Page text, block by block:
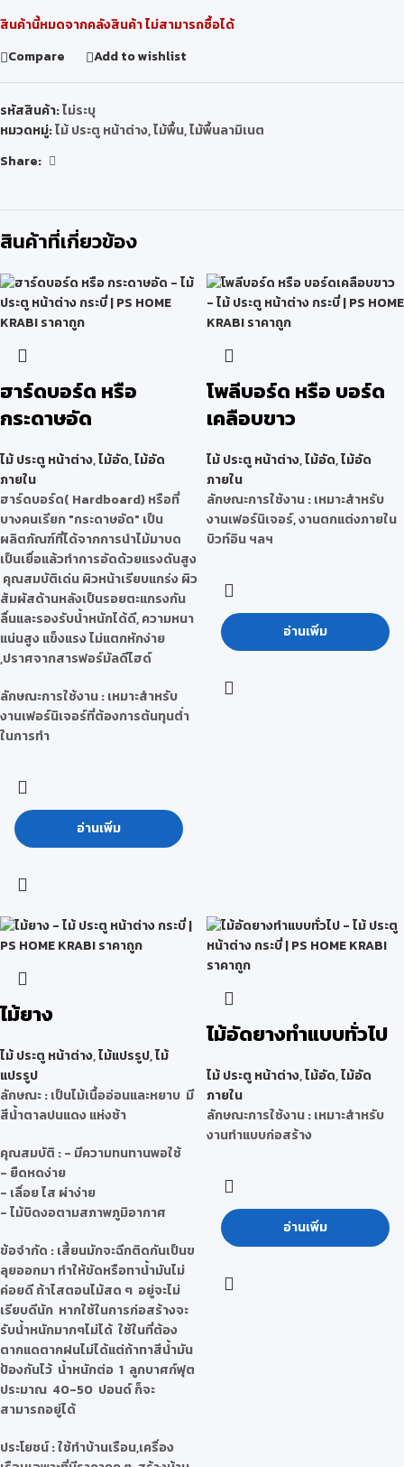
สินค้านี้หมดจากคลังสินค้า ไม่สามารถซื้อได้
Compare
Add to wishlist
รหัสสินค้า:ไม่ระบุ
หมวดหมู่:ไม้ ประตู หน้าต่าง,ไม้พื้น,ไม้พื้นลามิเนต
Share:
สินค้าที่เกี่ยวข้อง
ฮาร์ดบอร์ด หรือ
กระดาษอัด
ไม้ ประตู หน้าต่าง,ไม้อัด,ไม้อัด
ภายใน
ฮาร์ดบอร์ด( Hardboard)หรือที่
บางคนเรียก "กระดาษอัด" เป็น
ผลิตภัณฑ์ที่ได้จากการนำไม้มาบด
เป็นเยื่อแล้วทำการอัดด้วยแรงดันสูง
คุณสมบัติเด่น ผิวหน้าเรียบแกร่ง ผิว
สัมผัสด้านหลังเป็นรอยตะแกรงกัน
ลื่นและรองรับน้ำหนักได้ดี, ความหนา
แน่นสูง แข็งแรง ไม่แตกหักง่าย
,ปราศจากสารฟอร์มัลดีไฮด์
ลักษณะการใช้งาน : เหมาะสำหรับ
งานเฟอร์นิเจอร์ที่ต้องการต้นทุนต่ำ
ในการทำ
อ่านเพิ่ม
โพลีบอร์ด หรือ บอร์ด
เคลือบขาว
ไม้ ประตู หน้าต่าง,ไม้อัด,ไม้อัด
ภายใน
ลักษณะการใช้งาน : เหมาะสำหรับ
งานเฟอร์นิเจอร์, งานตกแต่งภายใน
บิวท์อิน ฯลฯ
อ่านเพิ่ม
ไม้ยาง
ไม้ ประตู หน้าต่าง,ไม้แปรรูป,ไม้
แปรรูป
ลักษณะ: เป็นไม้เนื้ออ่อนและหยาบ มี
สีน้ำตาลปนแดง แห่งช้า
คุณสมบัติ : - มีความทนทานพอใช้
- ยืดหดง่าย
- เลื่อย ไส ผ่าง่าย
- ไม้บิดงอตามสภาพภูมิอากาศ
ข้อจำกัด : เสี้ยนมักจะฉีกติดกันเป็นข
ลุยออกมา ทำให้ขัดหรือทาน้ำมันไม่
ค่อยดี ถ้าไสตอนไม้สด ๆ อยู่จะไม่
เรียบดีนัก หากใช้ในการก่อสร้างจะ
รับน้ำหนักมากๆไม่ได้ ใช้ในที่ต้อง
ตากแดตากฝนไม่ได้แต่ถ้าทาสีน้ำมัน
ป้องกันไว้ น้ำหนักต่อ 1 ลูกบาศก์ฟุต
ประมาณ 40-50 ปอนด์ ก็จะ
สามารถอยู่ได้
ประโยชน์: ใช้ทำบ้านเรือน,เครื่อง
ไม้อัดยางทำแบบทั่วไป
ไม้ ประตู หน้าต่าง,ไม้อัด,ไม้อัด
ภายใน
ลักษณะการใช้งาน :เหมาะสำหรับ
งานทำแบบก่อสร้าง
อ่านเพิ่ม